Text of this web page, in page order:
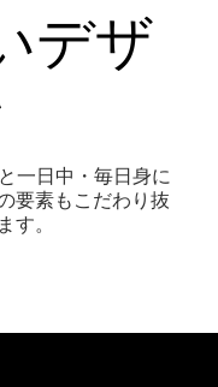
デザ
一日中・毎日身に
要素もこだわり抜
す。